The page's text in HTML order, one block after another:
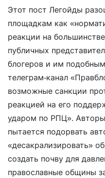
Этот пост Легойды
площадкам как
реакции на
публичных
блогеров и им
телеграм-канал
возможные санкции
реакцией на его
ударом по РПЦ».
пытается подорвать
«десакрализировать»
создать почву для
православные общины